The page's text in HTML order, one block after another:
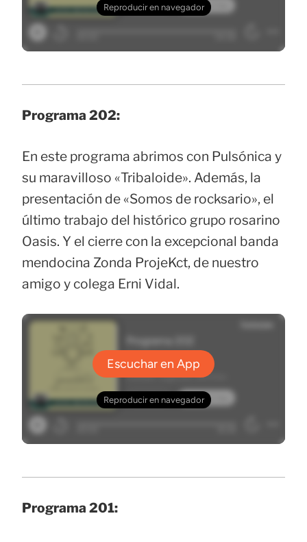
Programa 202:
En este programa abrimos con Pulsónica y
su maravilloso «Tribaloide». Además, la
presentación de «Somos de rocksario», el
último trabajo del histórico grupo rosarino
Oasis. Y el cierre con la excepcional banda
mendocina Zonda ProjeKct, de nuestro
amigo y colega Erni Vidal.
Programa 201: